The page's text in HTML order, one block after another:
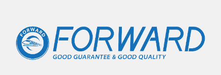
Boutique 0 articles trouvés.